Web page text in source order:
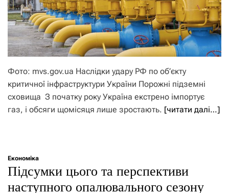
Фото: mvs.gov.ua Наслідки удару РФ по об’єкту
критичної інфраструктури України Порожні підземні
сховища З початку року Україна екстрено імпортує
газ, і обсяги щомісяця лише зростають. [читати далі…]
Економіка
Підсумки цього та перспективи
наступного опалювального сезону